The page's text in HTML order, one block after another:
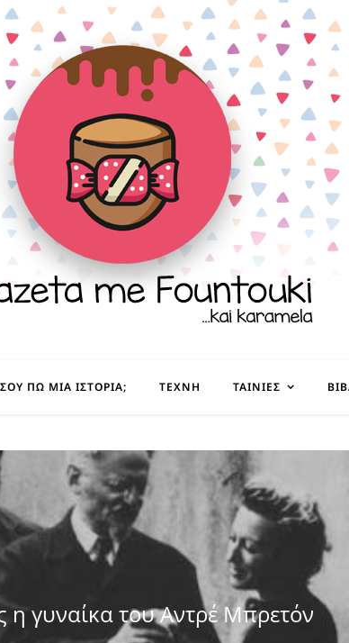
ΠΩ ΜΙΑ ΙΣΤΟΡΊΑ; ΤΈΧΝΗ ΤΑΙΝΊΕΣ
γυναίκα του Αντρέ Μπρετόν